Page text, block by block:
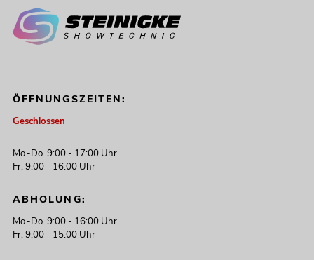
ÖFFNUNGSZEITEN:
Geschlossen
Mo.-Do. 9:00 - 17:00 Uhr
Fr. 9:00 - 16:00 Uhr
ABHOLUNG:
Mo.-Do. 9:00 - 16:00 Uhr
Fr. 9:00 - 15:00 Uhr